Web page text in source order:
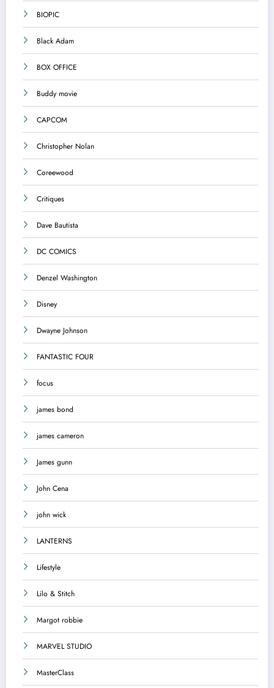
BIOPIC
Black Adam
BOX OFFICE
Buddy movie
CAPCOM
Christopher Nolan
Coreewood
Critiques
Dave Bautista
DC COMICS
Denzel Washington
Disney
Dwayne Johnson
FANTASTIC FOUR
focus
james bond
james cameron
James gunn
John Cena
john wick
LANTERNS
Lifestyle
Lilo & Stitch
Margot robbie
MARVEL STUDIO
MasterClass